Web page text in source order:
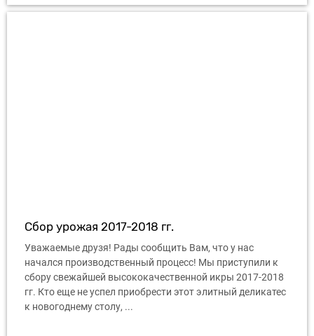
Сбор урожая 2017-2018 гг.
Уважаемые друзя! Рады сообщить Вам, что у нас
начался производственный процесс! Мы приступили к
сбору свежайшей высококачественной икры 2017-2018
гг. Кто еще не успел приобрести этот элитный деликатес
к новогоднему столу, ...